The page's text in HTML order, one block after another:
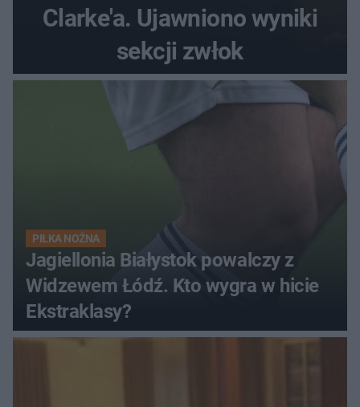
Clarke'a. Ujawniono wyniki
sekcji zwłok
PIŁKA NOŻNA
Jagiellonia Białystok powalczy z
Widzewem Łódź. Kto wygra w hicie
Ekstraklasy?